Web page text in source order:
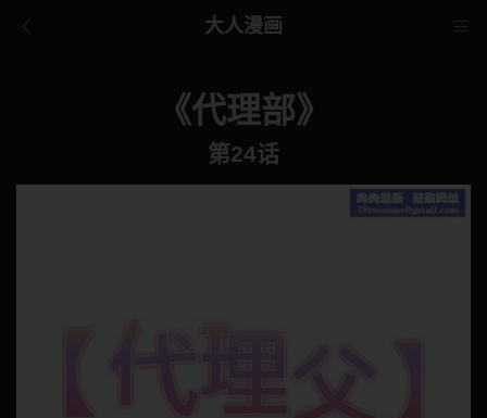
大人漫画
《代理部》
第24话